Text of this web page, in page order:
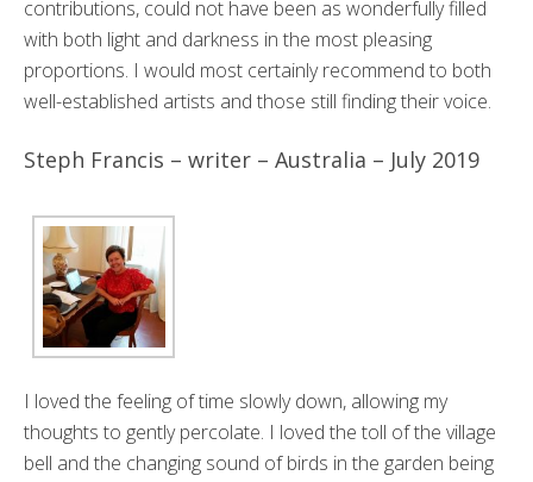
contributions, could not have been as wonderfully filled
with both light and darkness in the most pleasing
proportions. I would most certainly recommend to both
well-established artists and those still finding their voice.
Steph Francis – writer – Australia – July 2019
I loved the feeling of time slowly down, allowing my
thoughts to gently percolate. I loved the toll of the village
bell and the changing sound of birds in the garden being